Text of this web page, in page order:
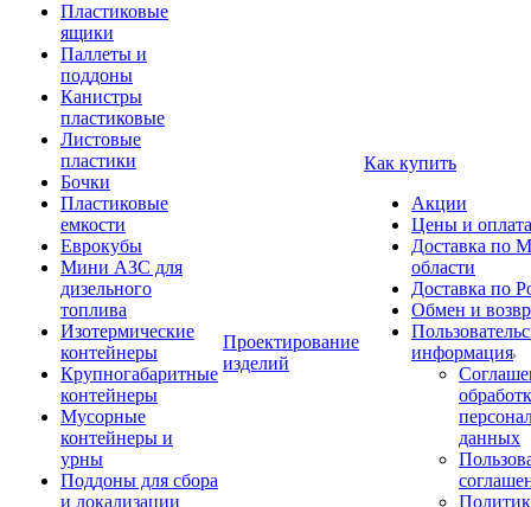
Пластиковые
ящики
Паллеты и
поддоны
Канистры
пластиковые
Листовые
пластики
Бочки
Пластиковые
емкости
Еврокубы
Мини АЗС для
дизельного
топлива
Изотермические
контейнеры
Крупногабаритные
контейнеры
Мусорные
контейнеры и
урны
Поддоны для сбора
и локализации
Проектирование
изделий
Как купить
Акции
Цены и оплата
Доставка по
области
Доставка по
Обмен и
информация
данных